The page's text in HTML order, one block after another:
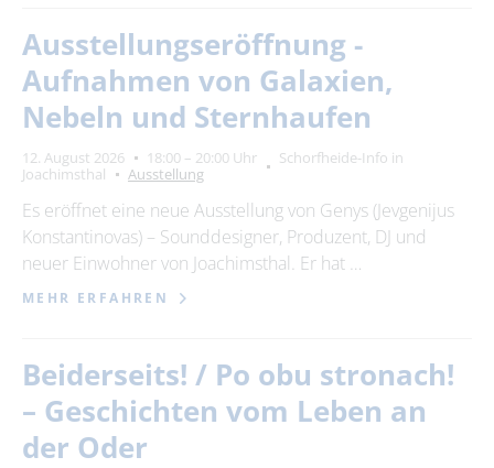
Ausstellungseröffnung -
Aufnahmen von Galaxien,
Nebeln und Sternhaufen
12. August 2026 18:00 – 20:00 Uhr
Schorfheide-Info in
Joachimsthal
Ausstellung
Es eröffnet eine neue Ausstellung von Genys (Jevgenijus
Konstantinovas) – Sounddesigner, Produzent, DJ und
neuer Einwohner von Joachimsthal. Er hat …
MEHR ERFAHREN
Beiderseits! / Po obu stronach!
– Geschichten vom Leben an
der Oder